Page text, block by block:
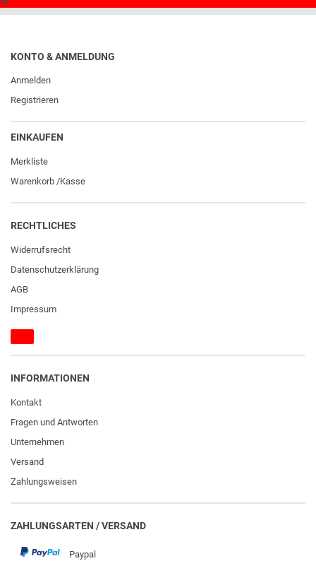
KONTO & ANMELDUNG
Anmelden
Registrieren
EINKAUFEN
Merkliste
Warenkorb /Kasse
RECHTLICHES
Widerrufs­recht
Daten­schutz­erklärung
AGB
Impressum
INFORMATIONEN
Kontakt
Fragen und Antworten
Unternehmen
Versand
Zahlungsweisen
ZAHLUNGSARTEN / VERSAND
Paypal